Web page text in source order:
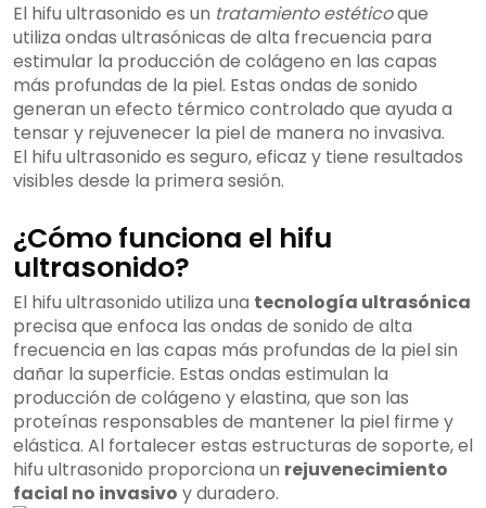
El hifu ultrasonido es un tratamiento estéticoque
utiliza ondas ultrasónicas de alta frecuencia para
estimular la producción de colágeno en las capas
más profundas de la piel. Estas ondas de sonido
generan un efecto térmico controlado que ayuda a
tensar y rejuvenecer la piel de manera no invasiva.
El hifu ultrasonido es seguro, eficaz y tiene resultados
visibles desde la primera sesión.
¿Cómo funciona el hifu
ultrasonido?
El hifu ultrasonido utiliza una tecnología ultrasónica
precisa que enfoca las ondas de sonido de alta
frecuencia en las capas más profundas de la piel sin
dañar la superficie. Estas ondas estimulan la
producción de colágeno y elastina, que son las
proteínas responsables de mantener la piel firme y
elástica. Al fortalecer estas estructuras de soporte, el
hifu ultrasonido proporciona un rejuvenecimiento
facial no invasivo y duradero.